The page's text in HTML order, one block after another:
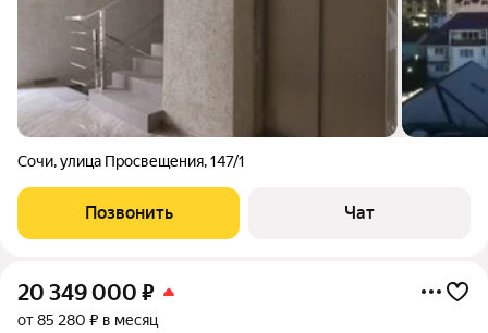
Сочи,улица Просвещения,147/1
Позвонить Чат
20 349 000 ₽
от 85 280 ₽ в месяц